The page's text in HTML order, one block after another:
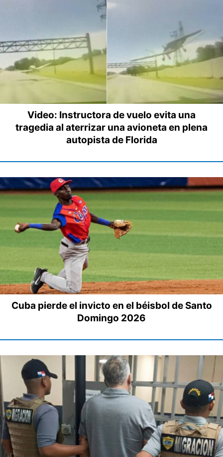
Video: Instructora de vuelo evita una
tragedia al aterrizar una avioneta en plena
autopista de Florida
Cuba pierde el invicto en el béisbol de Santo
Domingo 2026